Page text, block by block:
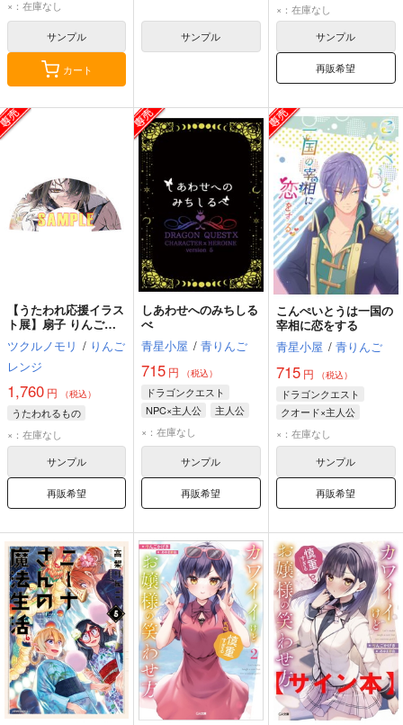
×：在庫なし
サンプル
カート
サンプル
×：在庫なし
サンプル
再販希望
【うたわれ応援イラス
ト展】扇子 りんごレ
ンジ
ツクルノモリ / りんご
レンジ
1,760 円 （税込）
うたわれるもの
×：在庫なし
サンプル
再販希望
しあわせへのみちしる
べ
青星小屋 / 青りんご
715 円 （税込）
ドラゴンクエスト
NPC×主人公
主人公
×：在庫なし
サンプル
再販希望
こんぺいとうは一国の
宰相に恋をする
青星小屋 / 青りんご
715円 （税込）
ドラゴンクエスト
クオード×主人公
クオード
×：在庫なし
サンプル
再販希望